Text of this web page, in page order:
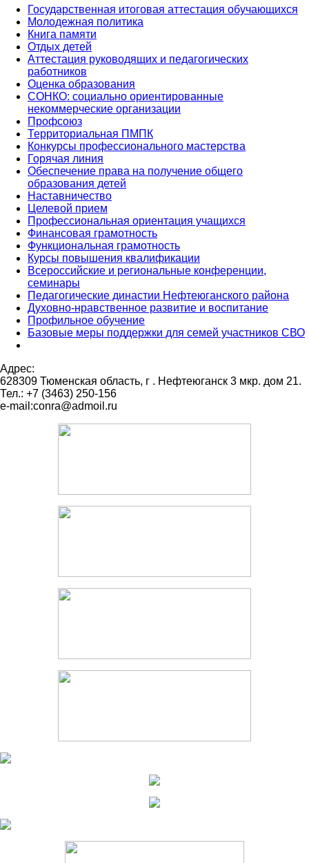
Государственная итоговая аттестация обучающихся
Молодежная политика
Книга памяти
Отдых детей
Аттестация руководящих и педагогических
работников
Оценка образования
СОНКО: социально ориентированные
некоммерческие организации
Профсоюз
Территориальная ПМПК
Конкурсы профессионального мастерства
Горячая линия
Обеспечение права на получение общего
образования детей
Наставничество
Целевой прием
Профессиональная ориентация учащихся
Финансовая грамотность
Функциональная грамотность
Курсы повышения квалификации
Всероссийские и региональные конференции,
семинары
Педагогические династии Нефтеюганского района
Духовно-нравственное развитие и воспитание
Профильное обучение
Базовые меры поддержки для семей участников СВО
Адрес:
628309 Тюменская область, г . Нефтеюганск 3 мкр. дом 21.
Тел.: +7 (3463) 250-156
e-mail:conra@admoil.ru